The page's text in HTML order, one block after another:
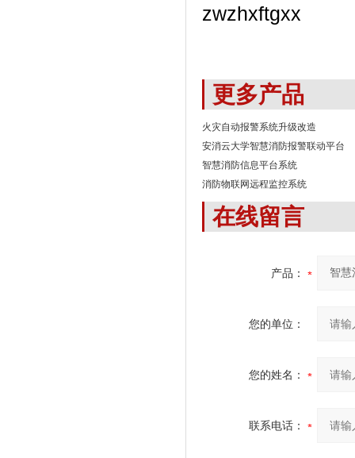
zwzhxftgxx
更多产品
火灾自动报警系统升级改造
安消云大学智慧消防报警联动平台
智慧消防信息平台系统
消防物联网远程监控系统
在线留言
产品：
您的单位：
您的姓名：
联系电话：